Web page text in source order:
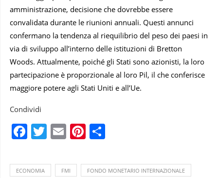
amministrazione, decisione che dovrebbe essere
convalidata durante le riunioni annuali. Questi annunci
confermano la tendenza al riequilibrio del peso dei paesi in
via di sviluppo all’interno delle istituzioni di Bretton
Woods. Attualmente, poiché gli Stati sono azionisti, la loro
partecipazione è proporzionale al loro Pil, il che conferisce
maggiore potere agli Stati Uniti e all’Ue.
Condividi
Facebook
Twitter
EmailPinterest
ECONOMIA FMI FONDO MONETARIO INTERNAZIONALE